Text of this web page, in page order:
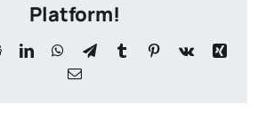
Platform!
RedditLinkedInWhatsApp
TelegramTumblr Pinterest
Vk
Xing
Email